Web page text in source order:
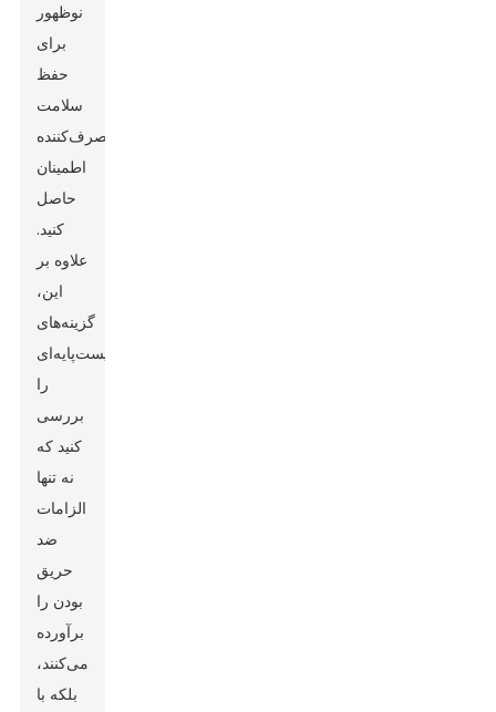
نوظهور
برای
حفظ
سلامت
مصرف‌کننده
اطمینان
حاصل
کنید.
علاوه بر
این،
گزینه‌های
زیست‌پایه‌ای
را
بررسی
کنید که
نه تنها
الزامات
ضد
حریق
بودن را
برآورده
می‌کنند،
بلکه با